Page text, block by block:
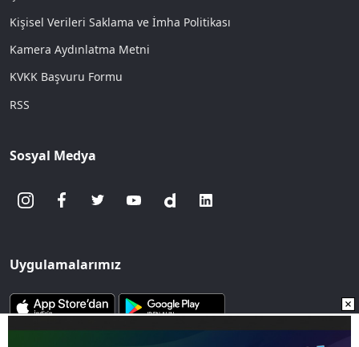
Kişisel Verileri Saklama ve İmha Politikası
Kamera Aydınlatma Metni
KVKK Başvuru Formu
RSS
Sosyal Medya
Uygulamalarımız